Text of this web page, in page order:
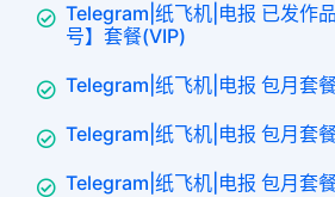
Telegram|纸飞机|电报 已发作
号】套餐(VIP)
Telegram|纸飞机|电报 包月套
Telegram|纸飞机|电报 包月套
Telegram|纸飞机|电报 包月套